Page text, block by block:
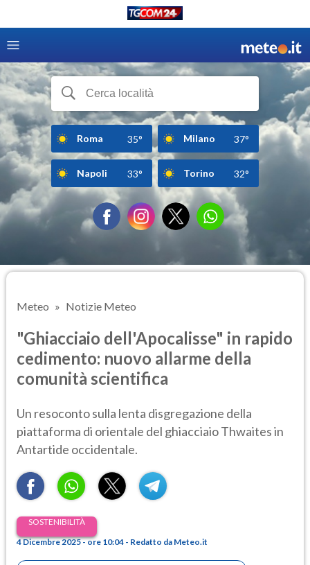
Roma 35° Milano 37°
Napoli 33° Torino 32°
Meteo Notizie Meteo
"Ghiacciaio dell'Apocalisse" in rapido
cedimento: nuovo allarme della
comunità scientifica
Un resoconto sulla lenta disgregazione della
piattaforma di orientale del ghiacciaio Thwaites in
Antartide occidentale.
SOSTENIBILITÀ
4 Dicembre 2025 - ore 10:04 - Redatto da Meteo.it